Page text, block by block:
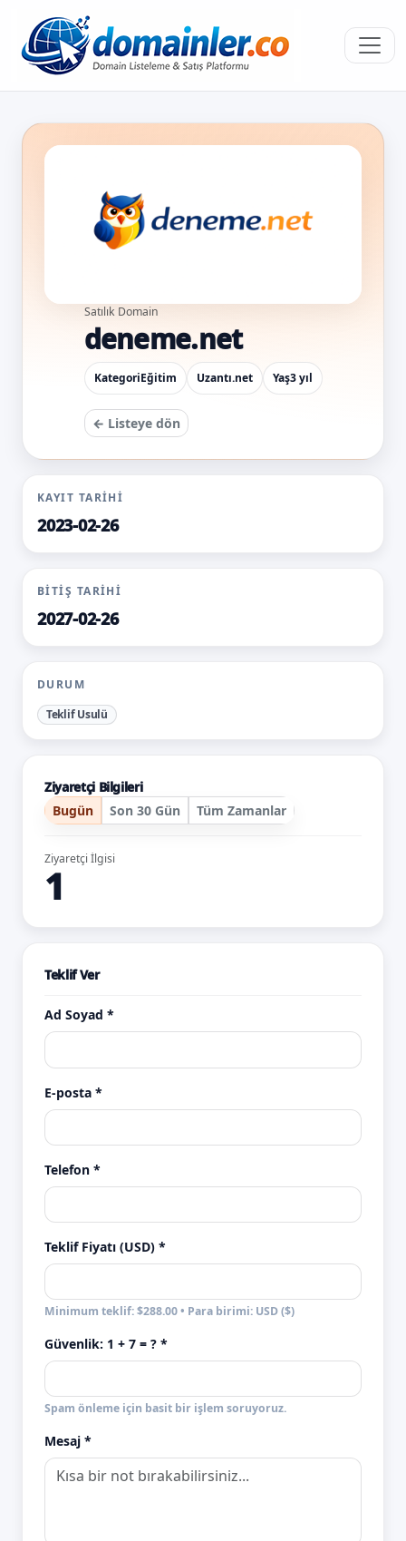
Satılık Domain
deneme.net
KategoriEğitim Uzantı.net Yaş3 yıl
← Listeye dön
KAYIT TARIHI
2023-02-26
BITIŞ TARIHI
2027-02-26
DURUM
Teklif Usulü
Ziyaretçi Bilgileri
Bugün
Son 30 Gün Tüm Zamanlar
Ziyaretçi İlgisi
1
Teklif Ver
Ad Soyad *
E-posta *
Telefon *
Teklif Fiyatı (USD) *
Minimum teklif: $288.00 • Para birimi: USD ($)
Güvenlik: 1 + 7 = ? *
Spam önleme için basit bir işlem soruyoruz.
Mesaj *